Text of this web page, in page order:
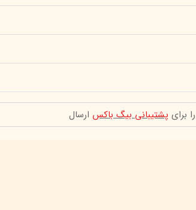
برای پشتیبانی بیگ باکس ارسال